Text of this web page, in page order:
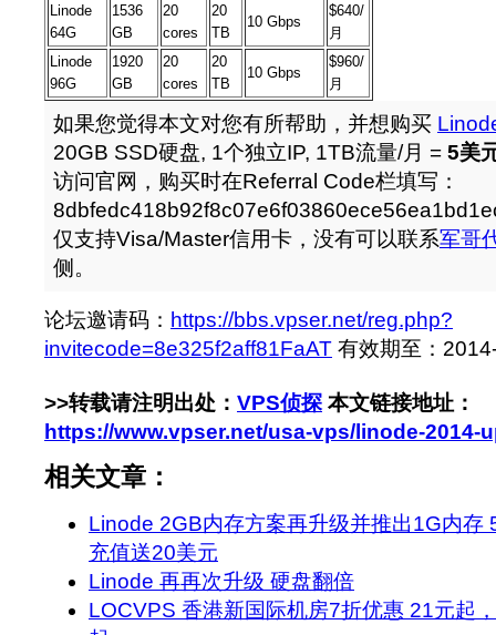
Linode
64G
1536
GB
20
cores
20
TB
10 Gbps
$640/
月
Linode
96G
1920
GB
20
cores
20
TB
10 Gbps
$960/
月
如果您觉得本文对您有所帮助，并想购买
20GB SSD硬盘, 1个独立IP, 1TB流量/月 = 5美
访问官网，购买时在Referral Code栏填写：
仅支持Visa/Master信用卡，没有可以联系军哥
侧。
论坛邀请码： https://bbs.vpser.net/reg.php?
invitecode=8e325f2aff81FaAT 有效期至：
>>转载请注明出处： VPS侦探 本文链接地址：
https://www.vpser.net/usa-vps/linode-2014-
相关文章：
Linode 2GB内存方案再升级并推出1G内存
充值送20美元
Linode 再再次升级 硬盘翻倍
LOCVPS 香港新国际机房7折优惠 21元起